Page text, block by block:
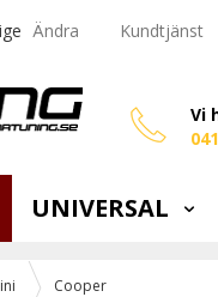
Ändra Kundtjänst
Vi
UNIVERSAL
Cooper